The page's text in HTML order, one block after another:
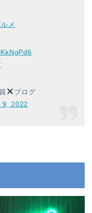
メ
ブログ
9, 2022